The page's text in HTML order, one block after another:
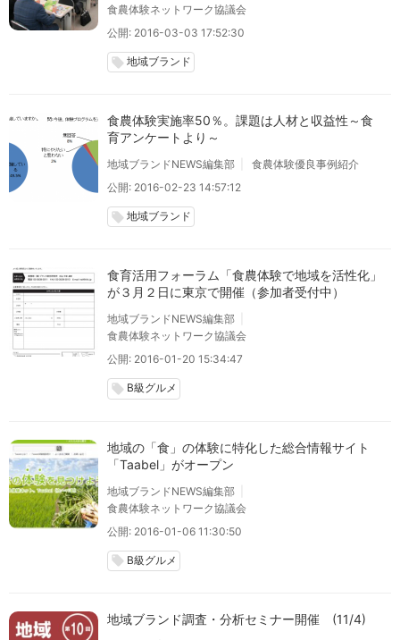
食農体験ネットワーク協議会
公開: 2016-03-03 17:52:30
local_offer 地域ブランド
食農体験実施率50％。課題は人材と収益性～食
育アンケートより～
地域ブランドNEWS編集部
食農体験優良事例紹介
公開: 2016-02-23 14:57:12
local_offer 地域ブランド
食育活用フォーラム「食農体験で地域を活性化」
が３月２日に東京で開催（参加者受付中）
地域ブランドNEWS編集部
食農体験ネットワーク協議会
公開: 2016-01-20 15:34:47
local_offer B級グルメ
地域の「食」の体験に特化した総合情報サイト
「Taabel」がオープン
地域ブランドNEWS編集部
食農体験ネットワーク協議会
公開: 2016-01-06 11:30:50
local_offer B級グルメ
地域ブランド調査・分析セミナー開催 (11/4)